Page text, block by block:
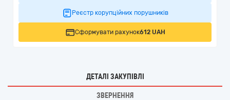
Реєстр корупційних порушників
Сформувати рахунок612 UAH
ДЕТАЛІ ЗАКУПІВЛІ
ЗВЕРНЕННЯ